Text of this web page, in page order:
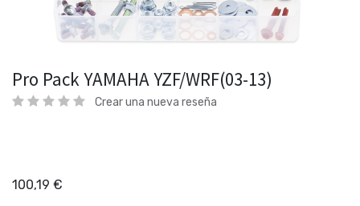
Pro Pack YAMAHA YZF/WRF(03-13)
Crear una nueva reseña
100,19 €